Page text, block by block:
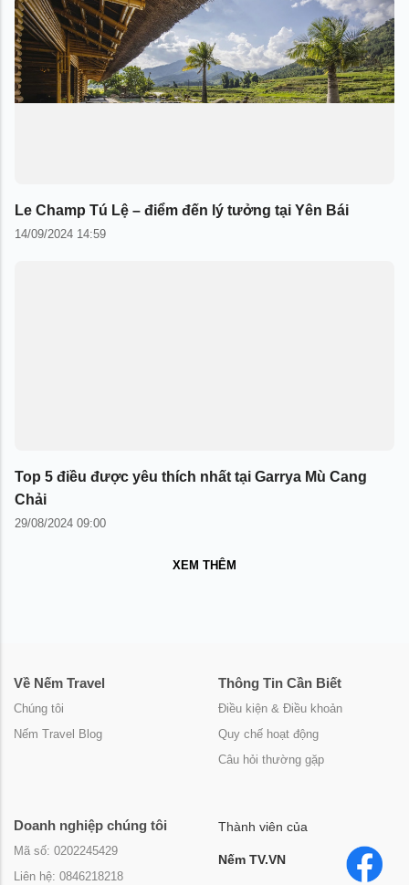
Le Champ Tú Lệ – điểm đến lý tưởng tại Yên Bái
14/09/2024 14:59
Top 5 điều được yêu thích nhất tại Garrya Mù Cang
Chải
29/08/2024 09:00
XEM THÊM
Về Nếm Travel
Chúng tôi
Nếm Travel Blog
Thông Tin Cần Biết
Điều kiện & Điều khoản
Quy chế hoạt động
Câu hỏi thường gặp
Doanh nghiệp chúng tôi
Mã số: 0202245429
Liên hệ: 0846218218
Thành viên của
Nếm TV.VN